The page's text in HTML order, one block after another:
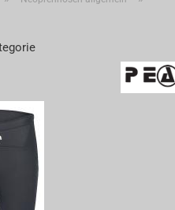
Neoprenbekleidung
Paddeljacken- und Westen
Handschuhe
Westen Kids
Neo Schuhe - Schuhe allgem.
alles für die KIDS